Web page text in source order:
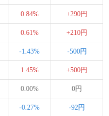
0.84% +290円
0.61% +210円
-1.43% -500円
1.45% +500円
0.00% 0円
-0.27% -92円